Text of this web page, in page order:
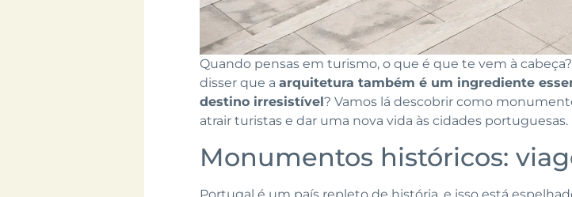
Quando pensas em turismo, o que é que te vem à
disser que a arquitetura também é um ingrediente
destino irresistível ? Vamos lá descobrir como
atrair turistas e dar uma nova vida às cidades portuguesas.
Monumentos históricos:
Portugal é um país repleto de história, e isso está